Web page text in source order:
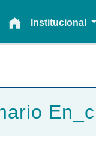
Institucional